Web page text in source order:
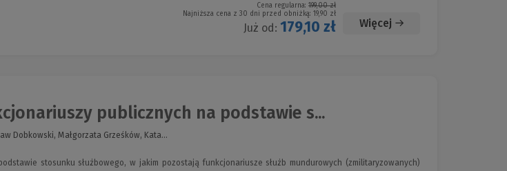
Cena regularna: 199,00 zł
Najniższa cena z 30 dni przed obniżką: 19,90 zł
Już od: 179,10 zł Więcej
publicznych na podstawie s...
Dobkowski, Małgorzata Grześków, Kata...
stosunku służbowego, w jakim pozostają funkcjonariusze służb mundurowych (zmilitaryzowanych)